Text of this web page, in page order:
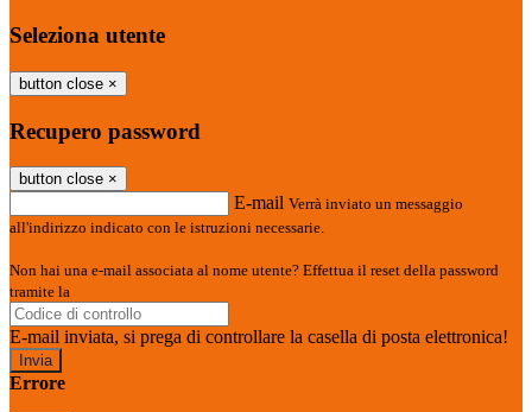
Seleziona utente
button close ×
Recupero password
button close ×
E-mail Verrà inviato un messaggio
all'indirizzo indicato con le istruzioni necessarie.
Non hai una e-mail associata al nome utente? Effettua il reset della password
tramite la
E-mail inviata, si prega di controllare la casella di posta elettronica!
Errore